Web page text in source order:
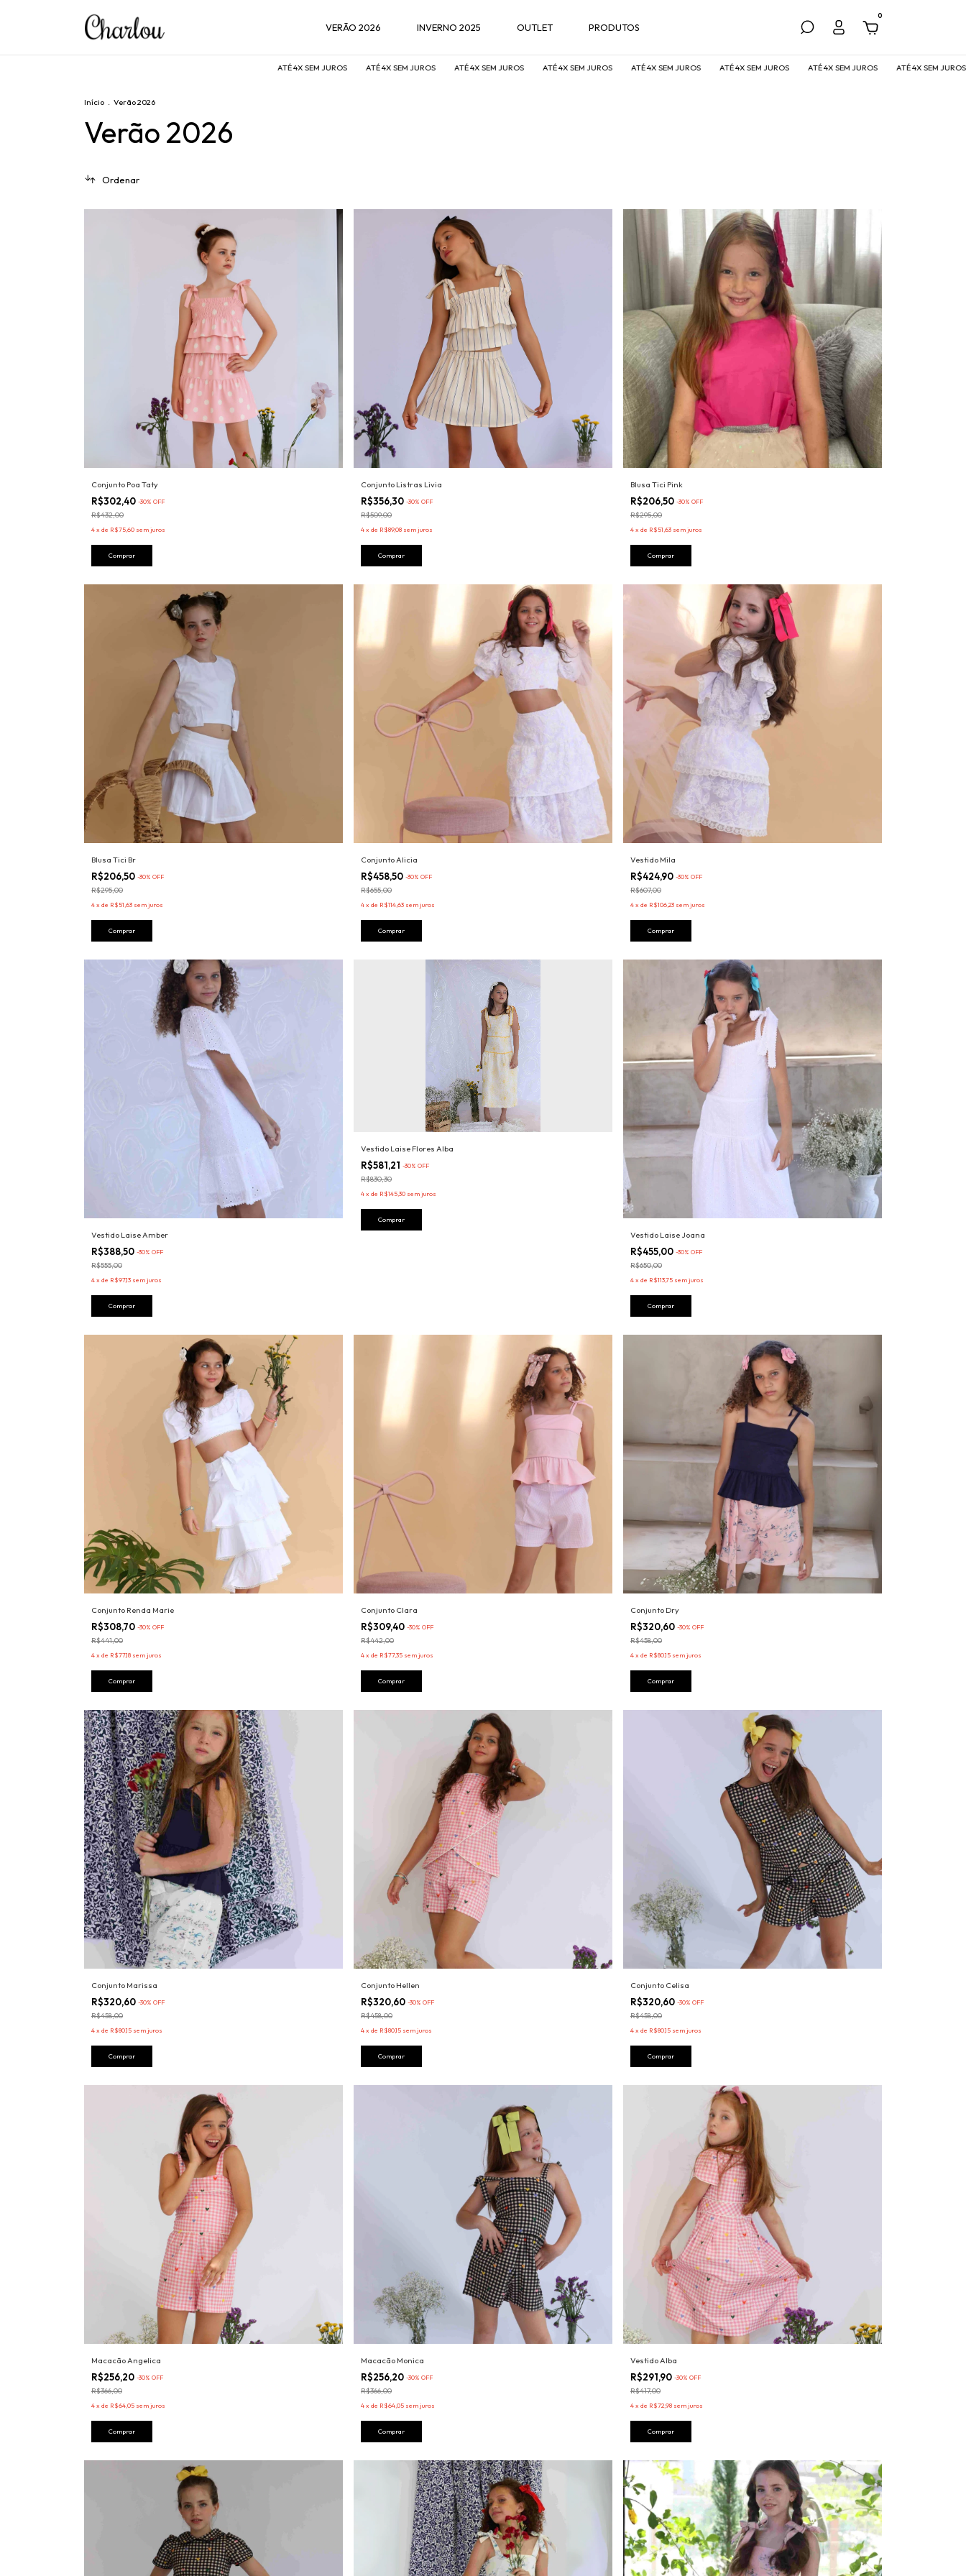
VERÃO 2026 INVERNO 2025 OUTLET PRODUTOS
0
ATÉ 4X SEM JUROS ATÉ 4X SEM JUROS ATÉ 4X SEM JUROS ATÉ 4X SEM JUROS ATÉ 4X SEM JUROS ATÉ 4X SEM JUROS ATÉ 4X SEM JUROS ATÉ 4X SEM JUROS
Início . Verão 2026
Verão 2026
Ordenar
Conjunto Poa Taty
R$302,40 -30% OFF
R$432,00
4x de R$75,60 sem juros
Comprar
Conjunto Listras Livia
R$356,30 -30% OFF
R$509,00
4x de R$89,08 sem juros
Comprar
Blusa Tici Pink
R$206,50 -30% OFF
R$295,00
4x de R$51,63 sem juros
Comprar
Blusa Tici Br
R$206,50 -30% OFF
R$295,00
4x de R$51,63 sem juros
Comprar
Conjunto Alicia
R$458,50 -30% OFF
R$655,00
4x de R$114,63 sem juros
Comprar
Vestido Mila
R$424,90 -30% OFF
R$607,00
4x de R$106,23 sem juros
Comprar
Vestido Laise Amber
R$388,50 -30% OFF
R$555,00
4x de R$97,13 sem juros
Comprar
Vestido Laise Flores Alba
R$581,21 -30% OFF
R$830,30
4x de R$145,30 sem juros
Comprar
Vestido Laise Joana
R$455,00 -30% OFF
R$650,00
4x de R$113,75 sem juros
Comprar
Conjunto Renda Marie
R$308,70 -30% OFF
R$441,00
4x de R$77,18 sem juros
Comprar
Conjunto Clara
R$309,40 -30% OFF
R$442,00
4x de R$77,35 sem juros
Comprar
Conjunto Dry
R$320,60 -30% OFF
R$458,00
4x de R$80,15 sem juros
Comprar
Conjunto Marissa
R$320,60 -30% OFF
R$458,00
4x de R$80,15 sem juros
Comprar
Conjunto Hellen
R$320,60 -30% OFF
R$458,00
4x de R$80,15 sem juros
Comprar
Conjunto Celisa
R$320,60 -30% OFF
R$458,00
4x de R$80,15 sem juros
Comprar
Macacão Angelica
R$256,20 -30% OFF
R$366,00
4x de R$64,05 sem juros
Comprar
Macacão Monica
R$256,20 -30% OFF
R$366,00
4x de R$64,05 sem juros
Comprar
Vestido Alba
R$291,90 -30% OFF
R$417,00
4x de R$72,98 sem juros
Comprar